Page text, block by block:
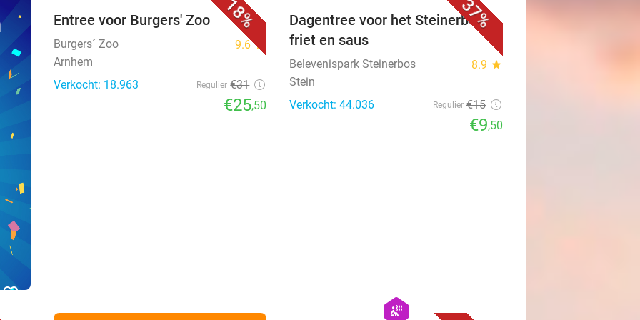
18%
Entree voor Burgers' Zoo
Burgers´ Zoo 9.6star
Arnhem
Verkocht: 18.963
Regulier €31
€25,50
37%
Dagentree voor het Steinerbos +
friet en saus
Belevenispark Steinerbos 8.9 star
Stein
Verkocht: 44.036
Regulier €15
€9,50
favorite_border
hexagon
wellness